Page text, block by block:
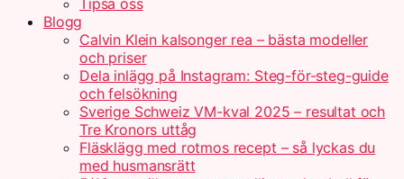
Tipsa oss
Blogg
Calvin Klein kalsonger rea – bästa modeller
och priser
Dela inlägg på Instagram: Steg-för-steg-guide
och felsökning
Sverige Schweiz VM-kval 2025 – resultat och
Tre Kronors uttåg
Fläsklägg med rotmos recept – så lyckas du
med husmansrätt